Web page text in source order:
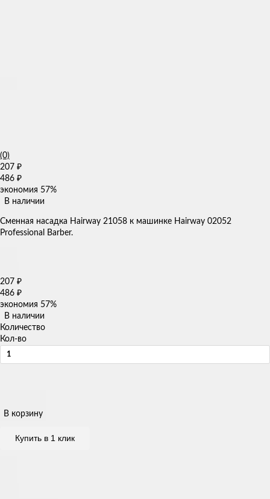
(0)
207 ₽
486 ₽
экономия 57%
В наличии
​Сменная насадка Hairway 21058 к машинке Hairway 02052
Professional Barber.
207 ₽
486 ₽
экономия 57%
В наличии
Количество
Кол-во
В корзину
Купить в 1 клик